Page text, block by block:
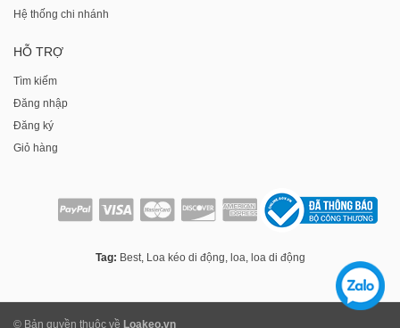
Hệ thống chi nhánh
HỖ TRỢ
Tìm kiếm
Đăng nhập
Đăng ký
Giỏ hàng
Tag: Best, Loa kéo di động, loa, loa di động
© Bản quyền thuộc về Loakeo.vn